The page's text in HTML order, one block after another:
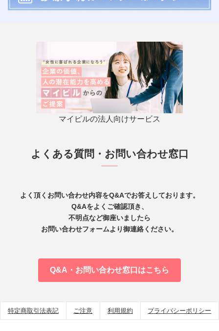
マイピルの法人向けサービス
よくある質問・お問い合わせ窓口
よく頂くお問い合わせ内容をQ&Aでお答えしております。
Q&Aをよくご確認頂き、
不明点など御座いましたら
お問い合わせフォームより御連絡ください。
Q&A・お問い合わせ窓口はこちら
特定商取引法表記 ご注意 利用規約 プライバシーポリシー